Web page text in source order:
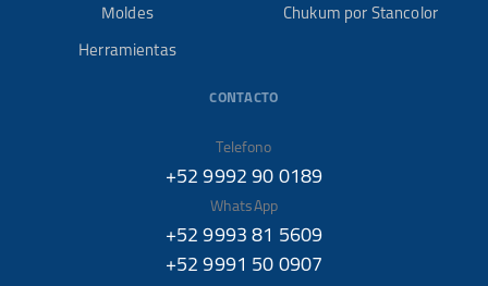
Moldes
Herramientas
Chukum por Stancolor
CONTACTO
Telefono
+52 9992 90 0189
WhatsApp
+52 9993 81 5609
+52 9991 50 0907